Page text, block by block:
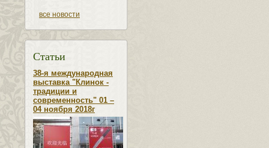
все новости
Статьи
38-я международная
выставка "Клинок -
традиции и
современность" 01 –
04 ноября 2018г